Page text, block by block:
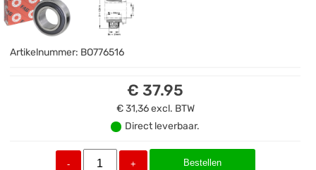
Artikelnummer: BO776516
€ 37.95
€ 31,36excl. BTW
Direct leverbaar.
- + Bestellen